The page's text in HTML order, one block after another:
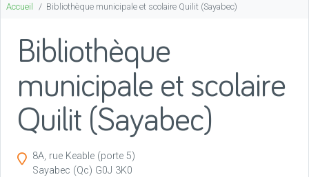
Accueil Bibliothèque municipale et scolaire Quilit (Sayabec)
Bibliothèque
municipale et scolaire
Quilit (Sayabec)
8A, rue Keable (porte 5)
Sayabec (Qc) G0J 3K0